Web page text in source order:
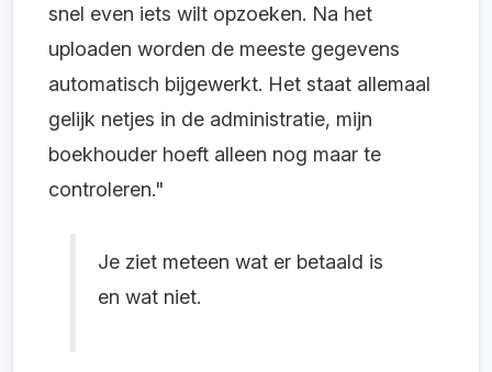
snel even iets wilt opzoeken. Na het
uploaden worden de meeste gegevens
automatisch bijgewerkt. Het staat allemaal
gelijk netjes in de administratie, mijn
boekhouder hoeft alleen nog maar te
controleren."
Je ziet meteen wat er betaald is
en wat niet.